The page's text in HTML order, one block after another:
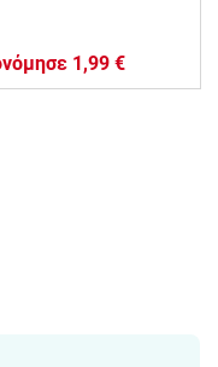
και την
με την
1,99 €